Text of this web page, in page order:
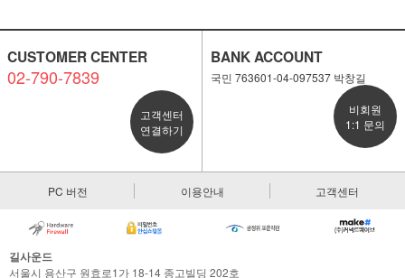
CUSTOMER CENTER
02-790-7839
고객센터
연결하기
BANK ACCOUNT
국민 763601-04-097537 박창길
비회원
1:1 문의
PC 버전 이용안내 고객센터
길사운드
서울시 용산구 원효로1가 18-14 종고빌딩 202호